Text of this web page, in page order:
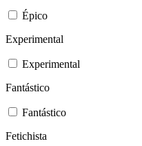
Épico
Experimental
Experimental
Fantástico
Fantástico
Fetichista